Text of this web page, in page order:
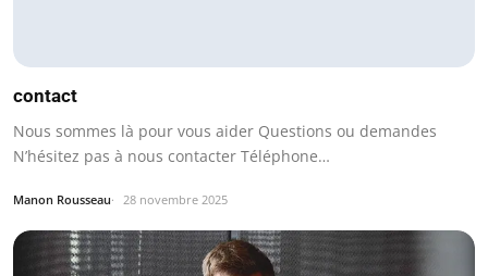
contact
Nous sommes là pour vous aider Questions ou demandes
N’hésitez pas à nous contacter Téléphone…
Manon Rousseau 28 novembre 2025